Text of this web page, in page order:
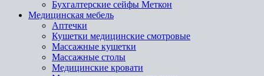
Бухгалтерские сейфы Меткон
Медицинская мебель
Аптечки
Кушетки медицинские смотровые
Массажные кушетки
Массажные столы
Медицинские кровати